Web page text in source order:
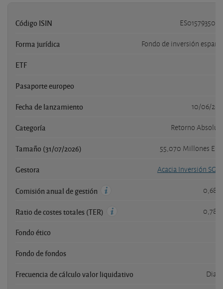
Código ISIN
Forma jurídica Fondo de inversión
ETF
Pasaporte europeo
Fecha de lanzamiento 10/06/
Categoría Retorno
Tamaño (31/07/2026) 55,070 Millones
Gestora Acacia Inversión
Comisión anual de gestión 0,68
Ratio de costes totales (TER) 0,78
Fondo ético
Fondo de fondos
Frecuencia de cálculo valor liquidativo